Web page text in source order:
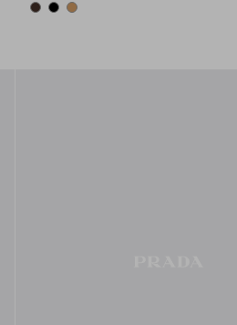
SIENNA
BLACKCARAMEL